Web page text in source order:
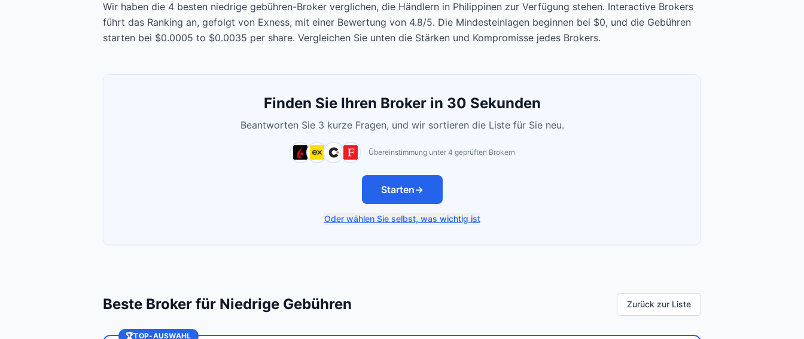
Wir haben die 4 besten niedrige gebühren-Broker verglichen, die Händlern in Philippinen zur Verfügung stehen. Interactive Brokers
führt das Ranking an, gefolgt von Exness, mit einer Bewertung von 4.8/5. Die Mindesteinlagen beginnen bei $0, und die Gebühren
starten bei $0.0005 to $0.0035 per share. Vergleichen Sie unten die Stärken und Kompromisse jedes Brokers.
Finden Sie Ihren Broker in 30 Sekunden
Beantworten Sie 3 kurze Fragen, und wir sortieren die Liste für Sie neu.
Übereinstimmung unter 4 geprüften Brokern
Starten→
Oder wählen Sie selbst, was wichtig ist
Beste Broker für Niedrige Gebühren Zurück zur Liste
🏆TOP-AUSWAHL